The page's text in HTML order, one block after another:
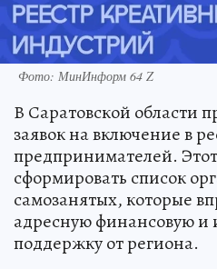
Фото: МинИнформ 64 Z
В Саратовской области
заявок на включение в
предпринимателей.
сформировать список
самозанятых, которые
адресную финансовую
поддержку от региона.